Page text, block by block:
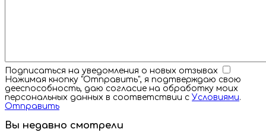
Подписаться на уведомления о новых отзывах
Нажимая кнопку "Отправить", я подтверждаю свою
дееспособность, даю согласие на обработку моих
персональных данных в соответствии с Условиями.
Отправить
Вы недавно смотрели